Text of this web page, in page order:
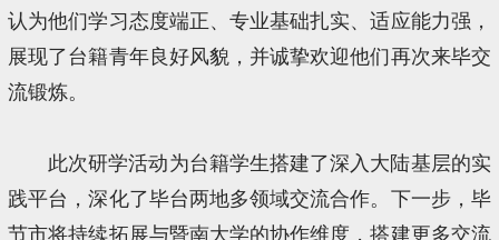
认为他们学习态度端正、专业基础扎实、适应能力强，
展现了台籍青年良好风貌，并诚挚欢迎他们再次来毕交
流锻炼。
此次研学活动为台籍学生搭建了深入大陆基层的实
践平台，深化了毕台两地多领域交流合作。下一步，毕
节市将持续拓展与暨南大学的协作维度，搭建更多交流